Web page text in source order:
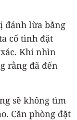
đánh lừa bằng
cố tình đặt
Khi nhìn
rằng đã đến
sẽ không tìm
Căn phòng đặt